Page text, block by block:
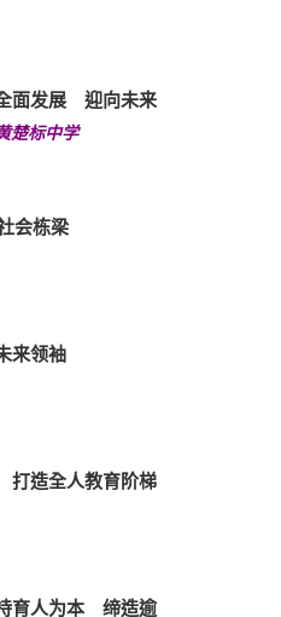
面发展 迎向未来
楚标中学
会栋梁
来领袖
造全人教育阶梯
育人为本 缔造逾